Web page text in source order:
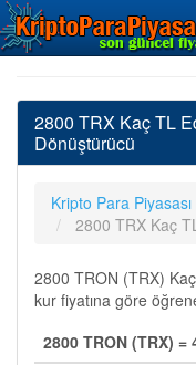
2800 TRX Kaç TL
Dönüştürücü
Kripto Para Piyasası
2800 TRX Kaç
2800 TRON (TRX)
kur fiyatına göre
2800 TRON (TRX) =